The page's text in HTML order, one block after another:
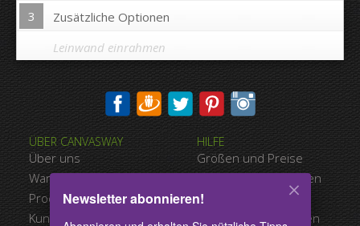
3
Zusätzliche Optionen
Bild auf Leinwandkanten drucken:
Nein
Leinwand einrahmen
ÜBER CANVASWAY
Über uns
Warum Canvasway.com
Produktqualität
Kundenreferenzen
HILFE
Größen und Preise
Zahlungsmöglichkeiten
Versandart
Nutzungsbedingungen
Newsletter abonnieren!